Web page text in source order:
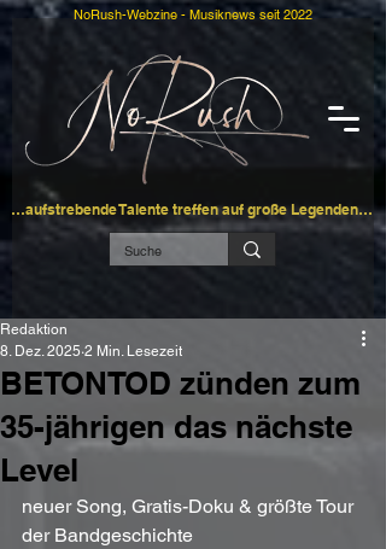
…aufstrebende Talente treffen auf große Legenden…
NoRush-Webzine - Musiknews seit 2022
BETONTOD zünden zum
35-jährigen das nächste
Level
Redaktion
8. Dez. 2025 2 Min. Lesezeit
neuer Song, Gratis-Doku & größte Tour
der Bandgeschichte